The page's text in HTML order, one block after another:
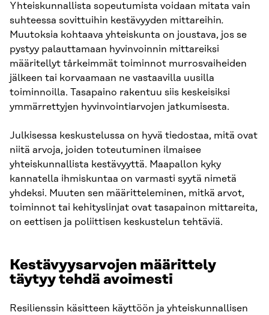
Yhteiskunnallista sopeutumista voidaan mitata vain
suhteessa sovittuihin kestävyyden mittareihin.
Muutoksia kohtaava yhteiskunta on joustava, jos se
pystyy palauttamaan hyvinvoinnin mittareiksi
määritellyt tårkeimmät toiminnot murrosvaiheiden
jälkeen tai korvaamaan ne vastaavilla uusilla
toiminnoilla. Tasapaino rakentuu siis keskeisiksi
ymmärrettyjen hyvinvointiarvojen jatkumisesta.
Julkisessa keskustelussa on hyvä tiedostaa, mitä ovat
niitä arvoja, joiden toteutuminen ilmaisee
yhteiskunnallista kestävyyttä. Maapallon kyky
kannatella ihmiskuntaa on varmasti syytä nimetä
yhdeksi. Muuten sen määritteleminen, mitkä arvot,
toiminnot tai kehityslinjat ovat tasapainon mittareita,
on eettisen ja poliittisen keskustelun tehtäviä.
Kestävyysarvojen määrittely
täytyy tehdä avoimesti
Resilienssin käsitteen käyttöön ja yhteiskunnallisen